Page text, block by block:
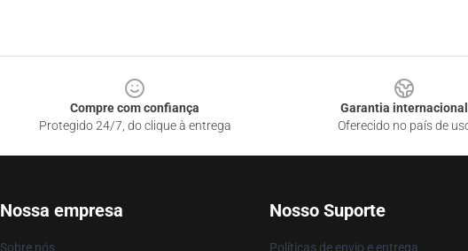
Compre com confiança
Protegido 24/7, do clique à entrega
Garantia internacional
Oferecido no país de
Nossa empresa
Sobre nós
Nosso Suporte
Políticas de envio e entrega